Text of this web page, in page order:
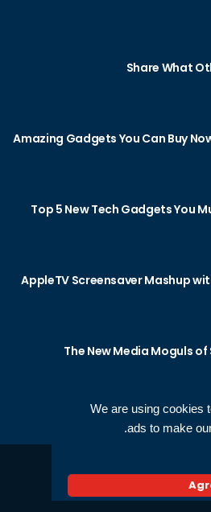
We are using cookies
ads to make
Share What
Top 5 New Tech Gadgets You
AppleTV Screensaver Mashup
The New Media Moguls